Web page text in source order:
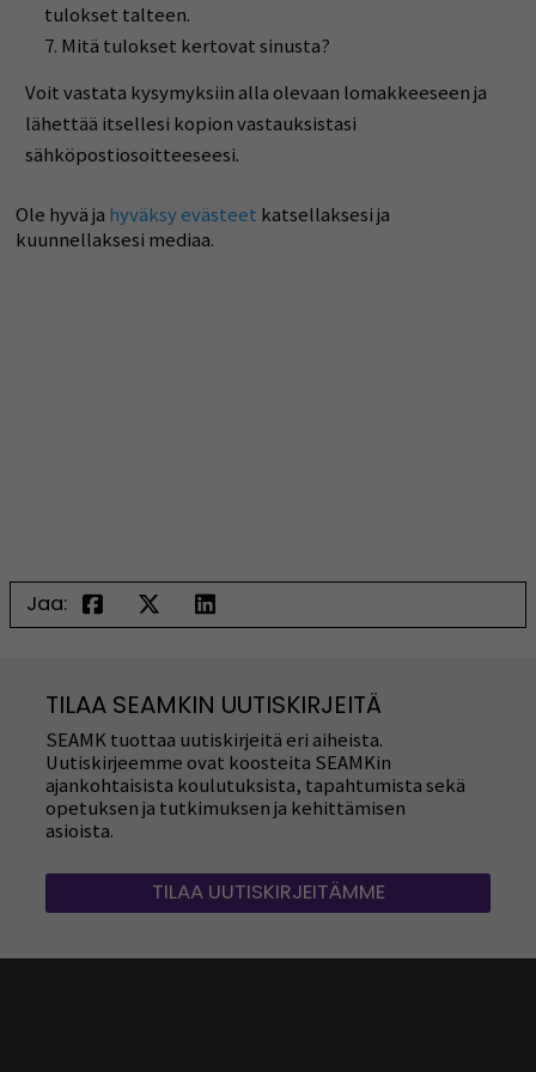
tulokset talteen.
Mitä tulokset kertovat sinusta?
Voit vastata kysymyksiin alla olevaan lomakkeeseen ja
lähettää itsellesi kopion vastauksistasi
sähköpostiosoitteeseesi.
Ole hyvä ja hyväksy evästeet katsellaksesi ja
kuunnellaksesi mediaa.
Jaa:
TILAA SEAMKIN UUTISKIRJEITÄ
SEAMK tuottaa uutiskirjeitä eri aiheista.
Uutiskirjeemme ovat koosteita SEAMKin
ajankohtaisista koulutuksista, tapahtumista sekä
opetuksen ja tutkimuksen ja kehittämisen
asioista.
TILAA UUTISKIRJEITÄMME